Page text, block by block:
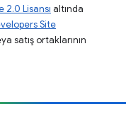
2.0 Lisansı altında
Site
satış ortaklarının